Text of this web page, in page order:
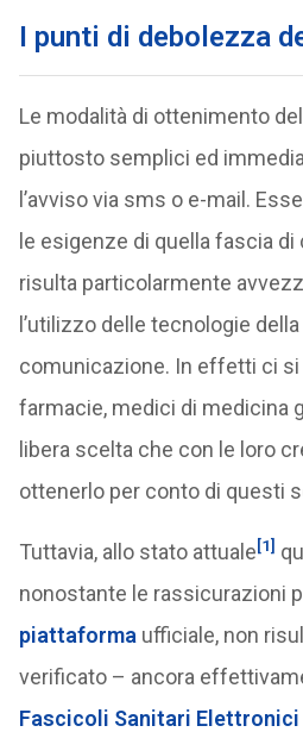
I punti di debolezza
Le modalità di ottenimento
piuttosto semplici ed
l’avviso via sms o e-mail.
le esigenze di quella fascia
risulta particolarmente
l’utilizzo delle tecnologie
comunicazione. In effetti ci si
farmacie, medici di medicina
libera scelta che con le loro
ottenerlo per conto di questi
Tuttavia, allo stato attuale[1]
nonostante le rassicurazioni
piattaforma ufficiale, non
verificato – ancora
Fascicoli Sanitari Elettronici